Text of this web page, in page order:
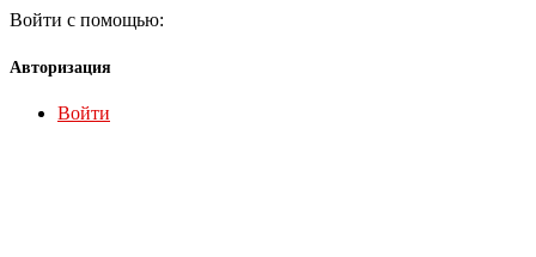
Войти с помощью:
Авторизация
Войти